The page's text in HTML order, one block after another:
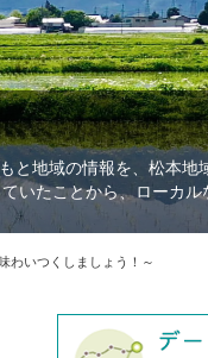
と地域の情報を、松本地
いたことから、ローカ
わいつくしましょう！～